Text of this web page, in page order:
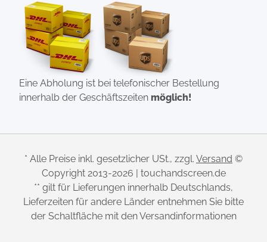
Eine Abholung ist bei telefonischer Bestellung
innerhalb der Geschäftszeiten möglich!
* Alle Preise inkl. gesetzlicher USt., zzgl. Versand ©
Copyright 2013-2026 | touchandscreen.de
** gilt für Lieferungen innerhalb Deutschlands,
Lieferzeiten für andere Länder entnehmen Sie bitte
der Schaltfläche mit den Versandinformationen